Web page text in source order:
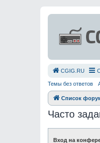
СGIG.RU
Темы без ответов
Список
Часто
Вход на